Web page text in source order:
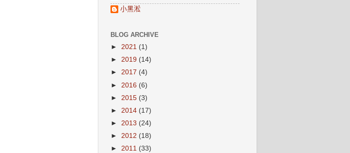
小黑淞
BLOG ARCHIVE
► 2021 (1)
► 2019 (14)
► 2017 (4)
► 2016 (6)
► 2015 (3)
► 2014 (17)
► 2013 (24)
► 2012 (18)
► 2011 (33)